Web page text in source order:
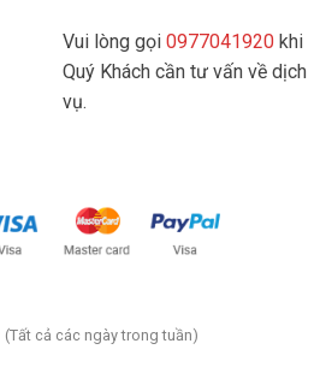
Vui lòng gọi 0977041920khi
Quý Khách cần tư vấn về dịch
vụ.
(Tất cả các ngày trong tuần)